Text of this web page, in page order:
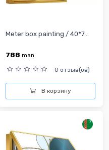
Meter box painting / 40*7...
788 man
0 отзыв(ов)
В корзину